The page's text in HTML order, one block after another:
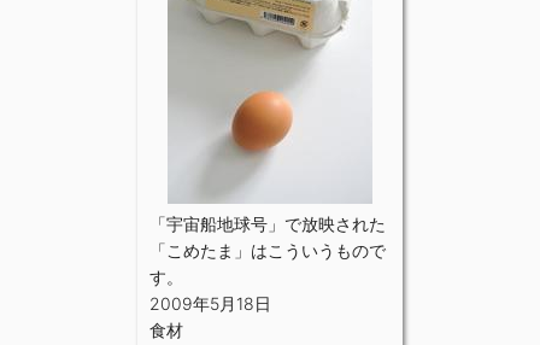
「宇宙船地球号」で放映された
「こめたま」はこういうもので
す。
2009年5月18日
食材